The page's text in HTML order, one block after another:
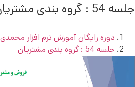
جلسه 54 : گروه بندی مشتریان
دوره رایگان آموزش نرم افزار محمدی
جلسه 54 : گروه بندی مشتریان